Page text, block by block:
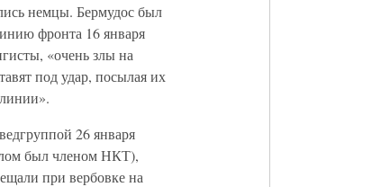
немцы. Бермудос был
фронта 16 января
«очень злы на
под удар, посылая их
26 января
был членом НКТ),
при вербовке на